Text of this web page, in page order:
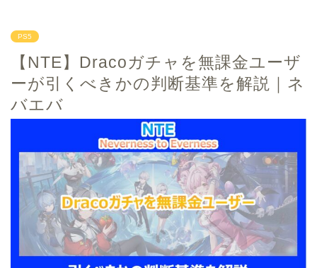
PS5
【NTE】Dracoガチャを無課金ユーザ
ーが引くべきかの判断基準を解説｜ネ
バエバ